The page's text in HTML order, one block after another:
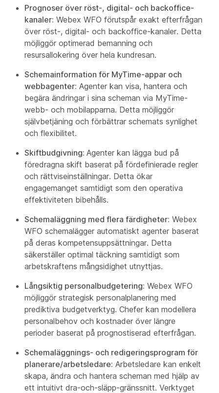
Prognoser över röst-, digital- och backoffice-
kanaler: Webex WFO förutspår exakt efterfrågan
över röst-, digital- och backoffice-kanaler. Detta
möjliggör optimerad bemanning och
resursallokering över hela kundresan.
Schemainformation för MyTime-appar och
webbagenter: Agenter kan visa, hantera och
begära ändringar i sina scheman via MyTime-
webb- och mobilapparna. Detta möjliggör
självbetjäning och förbättrar schemats synlighet
och flexibilitet.
Skiftbudgivning: Agenter kan lägga bud på
föredragna skift baserat på fördefinierade regler
och rättviseinställningar. Detta ökar
engagemanget samtidigt som den operativa
effektiviteten bibehålls.
Schemaläggning med flera färdigheter: Webex
WFO schemalägger automatiskt agenter baserat
på deras kompetensuppsättningar. Detta
säkerställer optimal täckning samtidigt som
arbetskraftens mångsidighet utnyttjas.
Långsiktig personalbudgetering: Webex WFO
möjliggör strategisk personalplanering med
prediktiva budgetverktyg. Chefer kan modellera
personalbehov och kostnader över längre
perioder baserat på prognostiserad efterfrågan.
Schemaläggnings- och redigeringsprogram för
planerare/arbetsledare: Arbetsledare kan enkelt
skapa, ändra och hantera scheman med hjälp av
ett intuitivt dra-och-släpp-gränssnitt. Verktyget